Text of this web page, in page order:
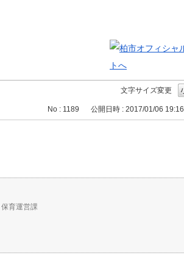
文字サイズ変更
No : 1189 公開日時 : 2017/01/06 19:16
保育運営課